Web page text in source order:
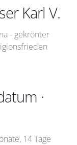
Karl V.
- gekrönter
·
14 Tage